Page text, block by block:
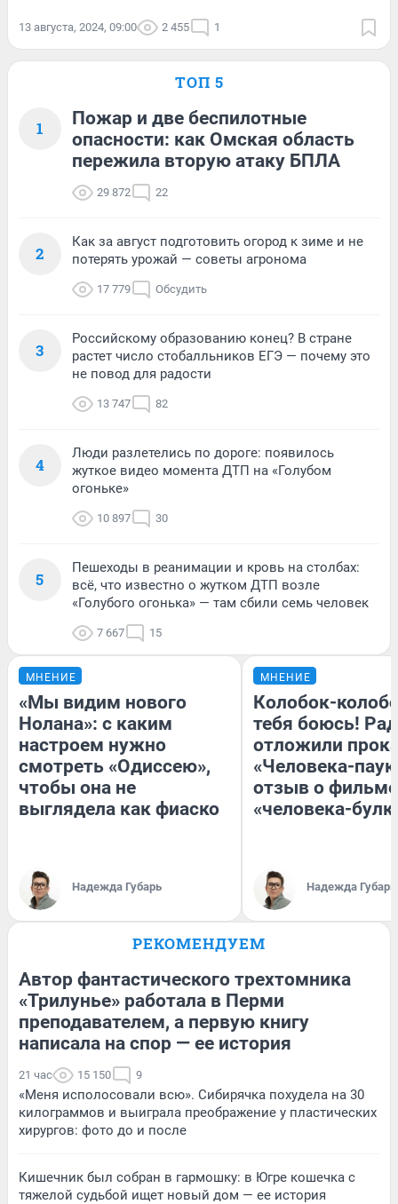
13 августа, 2024, 09:00 2 455 1
ТОП 5
1
Пожар и две беспилотные
опасности: как Омская область
пережила вторую атаку БПЛА
29 872 22
2
Как за август подготовить огород к зиме и не
потерять урожай — советы агронома
17 779 Обсудить
3
Российскому образованию конец? В стране
растет число стобалльников ЕГЭ — почему это
не повод для радости
13 747 82
4
Люди разлетелись по дороге: появилось
жуткое видео момента ДТП на «Голубом
огоньке»
10 897 30
5
Пешеходы в реанимации и кровь на столбах:
всё, что известно о жутком ДТП возле
«Голубого огонька» — там сбили семь человек
7 667 15
МНЕНИЕ
«Мы видим нового
Нолана»: с каким
настроем нужно
смотреть «Одиссею»,
чтобы она не
выглядела как фиаско
Надежда Губарь
МНЕНИЕ
Колобок-
тебя боюсь!
отложили
«Человека-
отзыв о
«человека-
Надежда Губарь
РЕКОМЕНДУЕМ
Автор фантастического трехтомника
«Трилунье» работала в Перми
преподавателем, а первую книгу
написала на спор — ее история
21 час 15 150 9
«Меня исполосовали всю». Сибирячка похудела на 30
килограммов и выиграла преображение у пластических
хирургов: фото до и после
Кишечник был собран в гармошку: в Югре кошечка с
тяжелой судьбой ищет новый дом — ее история